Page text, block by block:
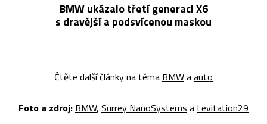
BMW ukázalo třetí generaci X6
s dravější a podsvícenou maskou
Čtěte další články na téma BMWaauto
Foto a zdroj: BMW, Surrey NanoSystems a Levitation29